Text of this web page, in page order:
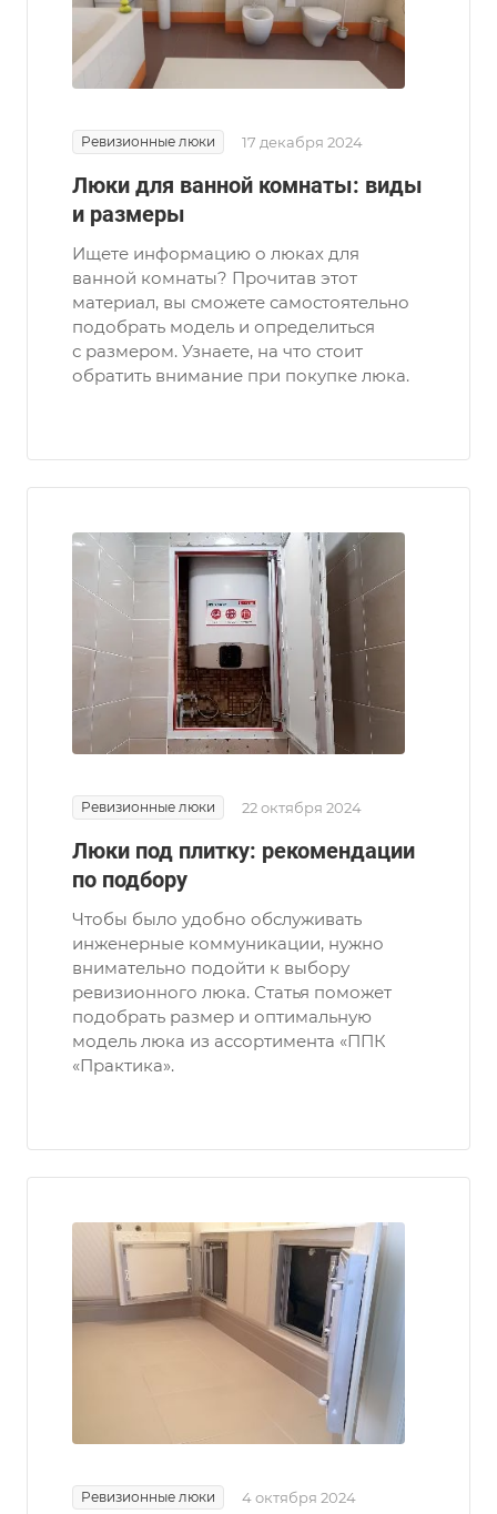
Ревизионные люки 17 декабря 2024
Люки для ванной комнаты: виды
и размеры
Ищете информацию о люках для
ванной комнаты? Прочитав этот
материал, вы сможете самостоятельно
подобрать модель и определиться
с размером. Узнаете, на что стоит
обратить внимание при покупке люка.
Ревизионные люки 22 октября 2024
Люки под плитку: рекомендации
по подбору
Чтобы было удобно обслуживать
инженерные коммуникации, нужно
внимательно подойти к выбору
ревизионного люка. Статья поможет
подобрать размер и оптимальную
модель люка из ассортимента «ППК
«Практика».
Ревизионные люки 4 октября 2024